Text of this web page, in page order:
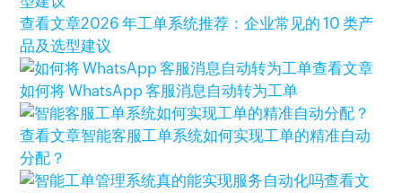
查看文章2026 年工单系统推荐：企业常见的 10 类产
品及选型建议
查看文章
如何将 WhatsApp 客服消息自动转为工单
查看文章智能客服工单系统如何实现工单的精准自动
分配？
查看文